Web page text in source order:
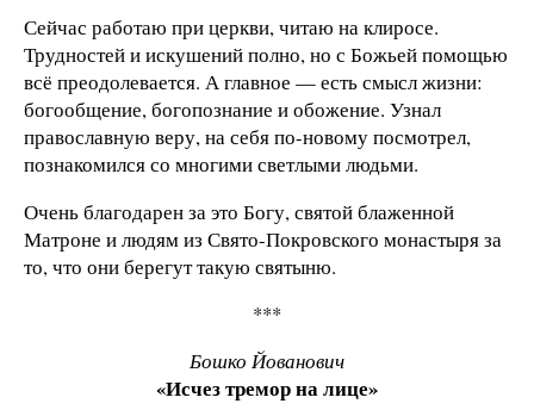
Сейчас работаю при церкви, читаю на клиросе.
Трудностей и искушений полно, но с Божьей помощью
всё преодолевается. А главное — есть смысл жизни:
богообщение, богопознание и обожение. Узнал
православную веру, на себя по-новому посмотрел,
познакомился со многими светлыми людьми.
Очень благодарен за это Богу, святой блаженной
Матроне и людям из Свято-Покровского монастыря за
то, что они берегут такую святыню.
***
Бошко Йованович
«Исчез тремор на лице»